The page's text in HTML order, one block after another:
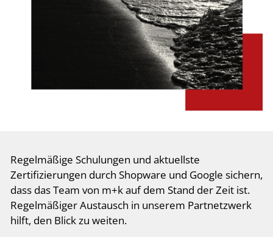
Regelmäßige Schulungen und aktuellste
Zertifizierungen durch Shopware und Google sichern,
dass das Team von m+k auf dem Stand der Zeit ist.
Regelmäßiger Austausch in unserem Partnetzwerk
hilft, den Blick zu weiten.